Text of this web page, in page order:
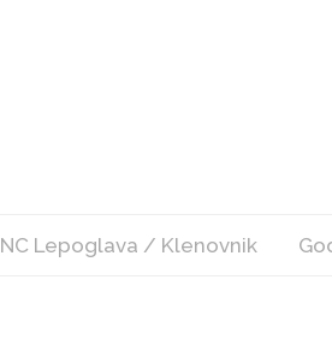
NC Lepoglava / Klenovnik